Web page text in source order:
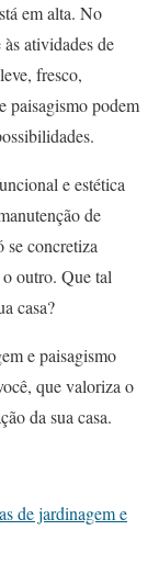
em alta. No
atividades de
fresco,
paisagismo podem
e estética
de
concretiza
outro. Que tal
casa?
e paisagismo
que valoriza o
da sua casa.
de jardinagem e